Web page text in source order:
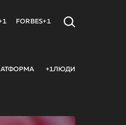
FORBES+1
+1ЛЮДИ